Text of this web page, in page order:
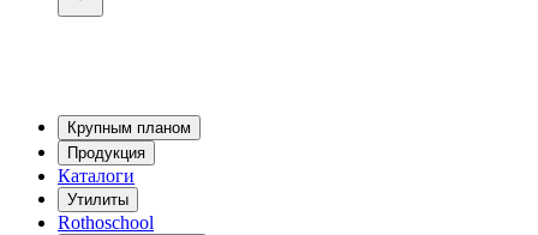
Крупным планом
Продукция
Каталоги
Утилиты
Rothoschool